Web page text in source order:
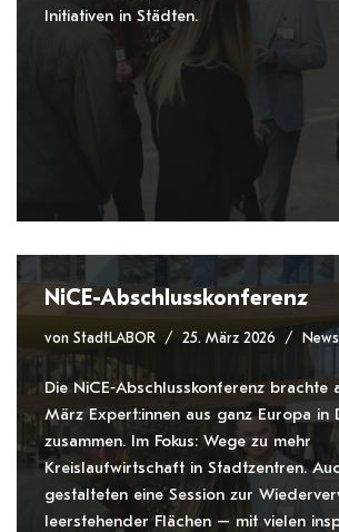
Initiativen in Städten.
NiCE-Abschlusskonferenz
von StadtLABOR 25. März 2026 News
Die NiCE‑Abschlusskonferenz brachte
März Expert:innen aus ganz Europa in
zusammen. Im Fokus: Wege zu mehr
Kreislaufwirtschaft in Stadtzentren.
gestalteten eine Session zur
leerstehender Flächen – mit vielen